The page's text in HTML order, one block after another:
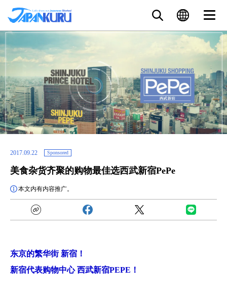
2017.09.22 Sponsored
美食杂货齐聚的购物最佳选西武新宿PePe
本文内有内容推广。
东京的繁华街 新宿！
新宿代表购物中心 西武新宿PEPE！